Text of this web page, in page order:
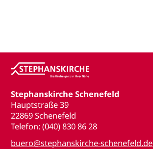
Stephanskirche Schenefeld
Hauptstraße 39
22869 Schenefeld
Telefon: (040) 830 86 28
buero@stephanskirche-schenefeld.de